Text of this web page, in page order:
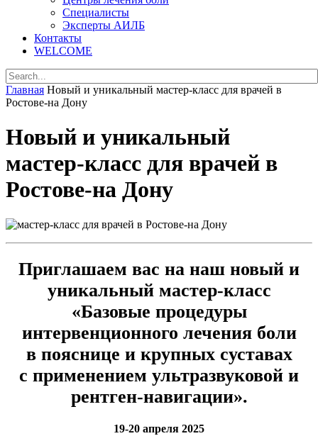
Специалисты
Эксперты АИЛБ
Контакты
WELCOME
Главная Новый и уникальный мастер-класс для врачей в
Ростове-на Дону
Новый и уникальный
мастер-класс для врачей в
Ростове-на Дону
Приглашаем вас на наш новый и
уникальный мастер-класс
«Базовые процедуры
интервенционного лечения боли
в пояснице и крупных суставах
с применением ультразвуковой и
рентген-навигации».
19-20 апреля 2025